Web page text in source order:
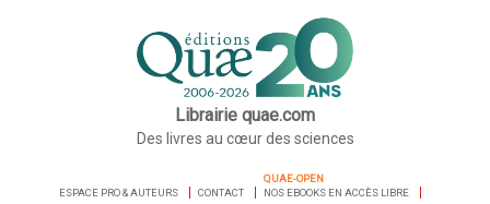
Librairie quae.com
Des livres au cœur des sciences
ESPACE PRO & AUTEURS CONTACT
QUAE-OPEN
NOS EBOOKS EN ACCÈS LIBRE